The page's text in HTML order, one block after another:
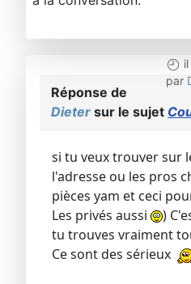
par
Réponse de
Dieter sur le sujet
si tu veux trouver sur
l'adresse ou les pros
pièces yam et ceci
Les privés aussi
)
tu trouves vraiment
Ce sont des sérieux